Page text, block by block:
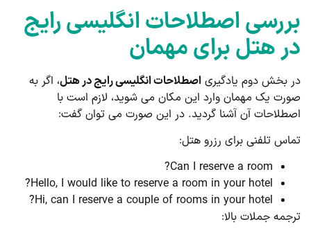
اصطلاحات انگلیسی رایج
هتل برای مهمان
بخش دوم یادگیریاصطلاحات انگلیسی رایج در هتل، اگر به
یک مهمان وارد این مکان می شوید، لازم است با
آن آشنا گردید. در این صورت می توان گفت:
تلفنی برای رزرو هتل:
Can I reserve a room?
Hello, I would like to reserve a room in your hotel?
Hi, can I reserve a couple of rooms in your hotel?
جملات بالا: